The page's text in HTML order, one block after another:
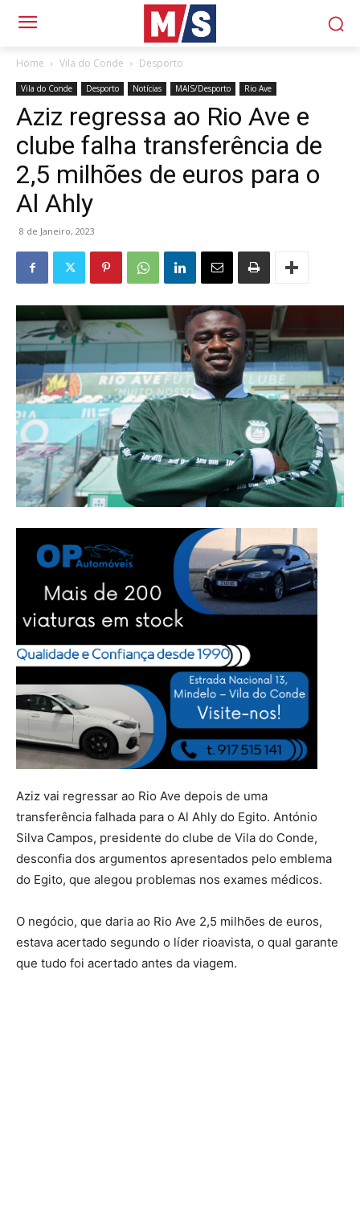
Home Vila do Conde Desporto
Vila do Conde Desporto Notícias MAIS/Desporto Rio Ave
Aziz regressa ao Rio Ave e
clube falha transferência de
2,5 milhões de euros para o
Al Ahly
8 de Janeiro, 2023
Aziz vai regressar ao Rio Ave depois de uma
transferência falhada para o Al Ahly do Egito. António
Silva Campos, presidente do clube de Vila do Conde,
desconfia dos argumentos apresentados pelo emblema
do Egito, que alegou problemas nos exames médicos.
O negócio, que daria ao Rio Ave 2,5 milhões de euros,
estava acertado segundo o líder rioavista, o qual garante
que tudo foi acertado antes da viagem.